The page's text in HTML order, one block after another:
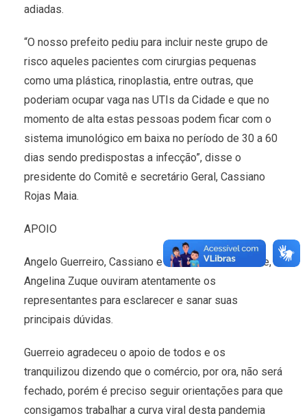
adiadas.
“O nosso prefeito pediu para incluir neste grupo de
risco aqueles pacientes com cirurgias pequenas
como uma plástica, rinoplastia, entre outras, que
poderiam ocupar vaga nas UTIs da Cidade e que no
momento de alta estas pessoas podem ficar com o
sistema imunológico em baixa no período de 30 a 60
dias sendo predispostas a infecção”, disse o
presidente do Comitê e secretário Geral, Cassiano
Rojas Maia.
APOIO
Angelo Guerreiro, Cassiano e a secretária de Saúde,
Angelina Zuque ouviram atentamente os
representantes para esclarecer e sanar suas
principais dúvidas.
Guerreio agradeceu o apoio de todos e os
tranquilizou dizendo que o comércio, por ora, não será
fechado, porém é preciso seguir orientações para que
consigamos trabalhar a curva viral desta pandemia